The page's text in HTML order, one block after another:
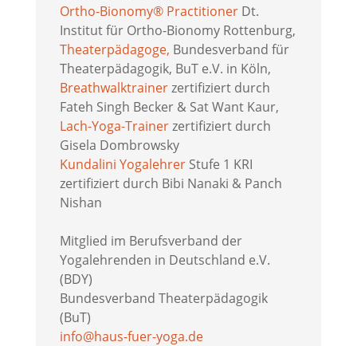
Ortho-Bionomy® PractitionerDt.
Institut für Ortho-Bionomy Rottenburg,
Theaterpädagoge, Bundesverband für
Theaterpädagogik, BuT e.V. in Köln,
Breathwalktrainerzertifiziert durch
Fateh Singh Becker & Sat Want Kaur,
Lach-Yoga-Trainerzertifiziert durch
Gisela Dombrowsky
Kundalini YogalehrerStufe 1 KRI
zertifiziert durch Bibi Nanaki & Panch
Nishan
Mitglied im Berufsverband der
Yogalehrenden in Deutschland e.V.
(BDY)
Bundesverband Theaterpädagogik
(BuT)
info@haus-fuer-yoga.de